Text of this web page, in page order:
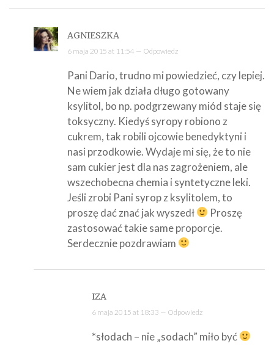
AGNIESZKA
6 maja 2015 at 11:54 — Odpowiedz
Pani Dario, trudno mi powiedzieć, czy lepiej.
Ne wiem jak działa długo gotowany
ksylitol, bo np. podgrzewany miód staje się
toksyczny. Kiedyś syropy robiono z
cukrem, tak robili ojcowie benedyktyni i
nasi przodkowie. Wydaje mi się, że to nie
sam cukier jest dla nas zagrożeniem, ale
wszechobecna chemia i syntetyczne leki.
Jeśli zrobi Pani syrop z ksylitolem, to
proszę dać znać jak wyszedł
Proszę
zastosować takie same proporcje.
Serdecznie pozdrawiam
IZA
6 maja 2015 at 18:33 — Odpowiedz
*słodach – nie „sodach” miło być